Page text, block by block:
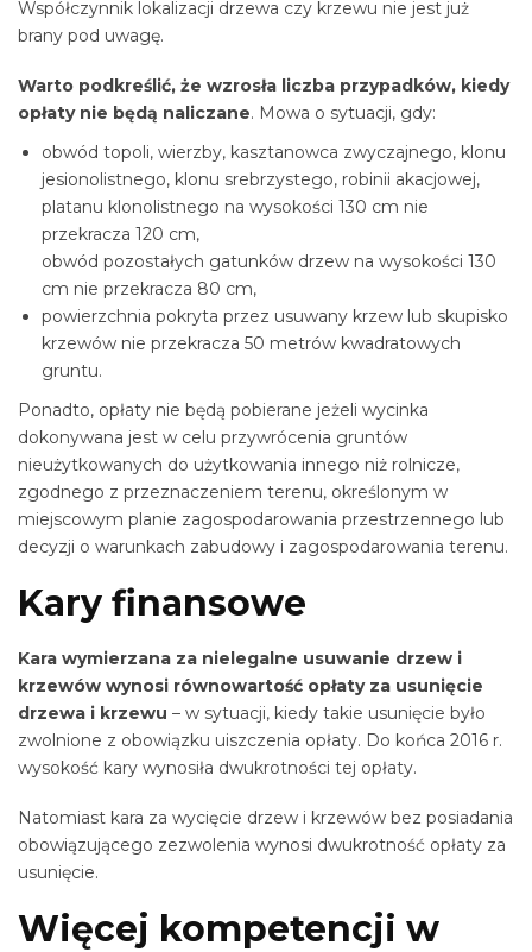
Współczynnik lokalizacji drzewa czy krzewu nie jest już
brany pod uwagę.
Warto podkreślić, że wzrosła liczba przypadków, kiedy
opłaty nie będą naliczane. Mowa o sytuacji, gdy:
obwód topoli, wierzby, kasztanowca zwyczajnego, klonu
jesionolistnego, klonu srebrzystego, robinii akacjowej,
platanu klonolistnego na wysokości 130 cm nie
przekracza 120 cm,
obwód pozostałych gatunków drzew na wysokości 130
cm nie przekracza 80 cm,
powierzchnia pokryta przez usuwany krzew lub skupisko
krzewów nie przekracza 50 metrów kwadratowych
gruntu.
Ponadto, opłaty nie będą pobierane jeżeli wycinka
dokonywana jest w celu przywrócenia gruntów
nieużytkowanych do użytkowania innego niż rolnicze,
zgodnego z przeznaczeniem terenu, określonym w
miejscowym planie zagospodarowania przestrzennego lub
decyzji o warunkach zabudowy i zagospodarowania terenu.
Kary finansowe
Kara wymierzana za nielegalne usuwanie drzew i
krzewów wynosi równowartość opłaty za usunięcie
drzewa i krzewu – w sytuacji, kiedy takie usunięcie było
zwolnione z obowiązku uiszczenia opłaty. Do końca 2016 r.
wysokość kary wynosiła dwukrotności tej opłaty.
Natomiast kara za wycięcie drzew i krzewów bez posiadania
obowiązującego zezwolenia wynosi dwukrotność opłaty za
usunięcie.
Więcej kompetencji w